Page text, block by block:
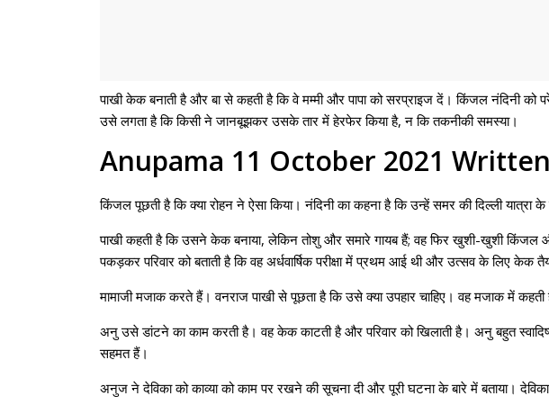
पाखी केक बनाती है और बा से कहती है कि वे मम्मी और पापा को सरप्राइज दें। किंजल नंदिनी को
उसे लगता है कि किसी ने जानबूझकर उसके तार में हेरफेर किया है, न कि तकनीकी समस्या।
Anupama 11 October 2021
किंजल पूछती है कि क्या रोहन ने ऐसा किया। नंदिनी का कहना है कि उन्हें समर की दिल्ली
पाखी कहती है कि उसने केक बनाया, लेकिन तोशु और समारे गायब हैं; वह फिर खुशी-खुशी किंजल
पकड़कर परिवार को बताती है कि वह अर्धवार्षिक परीक्षा में प्रथम आई थी और उत्सव के लिए केक
मामाजी मजाक करते हैं। वनराज पाखी से पूछता है कि उसे क्या उपहार चाहिए। वह मजाक में
अनु उसे डांटने का काम करती है। वह केक काटती है और परिवार को खिलाती है। अनु बहुत
सहमत हैं।
अनुज ने देविका को काव्या को काम पर रखने की सूचना दी और पूरी घटना के बारे में बताया।